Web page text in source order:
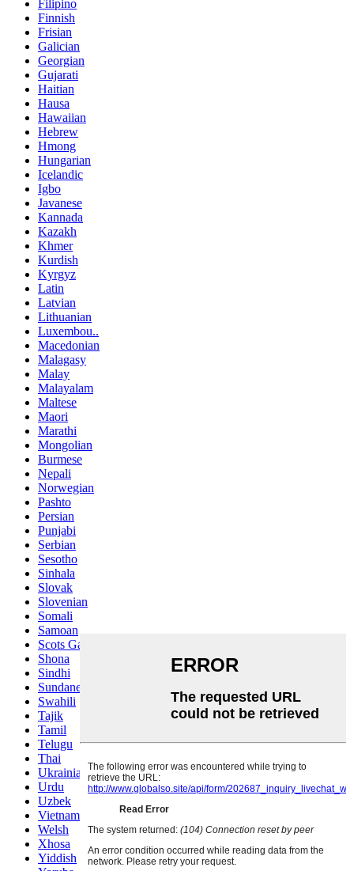
Filipino
Finnish
Frisian
Galician
Georgian
Gujarati
Haitian
Hausa
Hawaiian
Hebrew
Hmong
Hungarian
Icelandic
Igbo
Javanese
Kannada
Kazakh
Khmer
Kurdish
Kyrgyz
Latin
Latvian
Lithuanian
Luxembou..
Macedonian
Malagasy
Malay
Malayalam
Maltese
Maori
Marathi
Mongolian
Burmese
Nepali
Norwegian
Pashto
Persian
Punjabi
Serbian
Sesotho
Sinhala
Slovak
Slovenian
Somali
Samoan
Scots Gaelic
Shona
Sindhi
Sundanese
Swahili
Tajik
Tamil
Telugu
Thai
Ukrainian
Urdu
Uzbek
Vietnamese
Welsh
Xhosa
Yiddish